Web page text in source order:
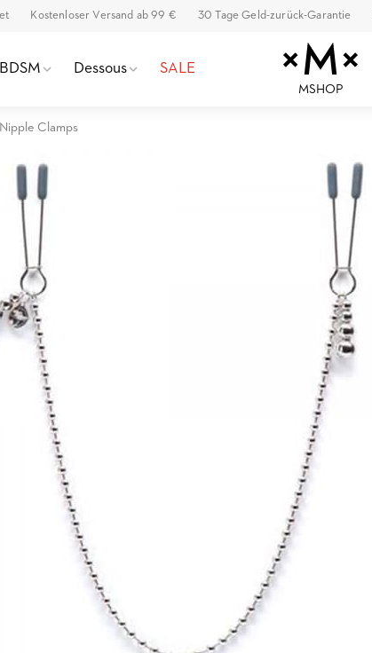
Kostenloser Versand ab 99 € 30 Tage Geld-zurück-Garantie
BDSM Dessous SALE
MSHOP
Clamps